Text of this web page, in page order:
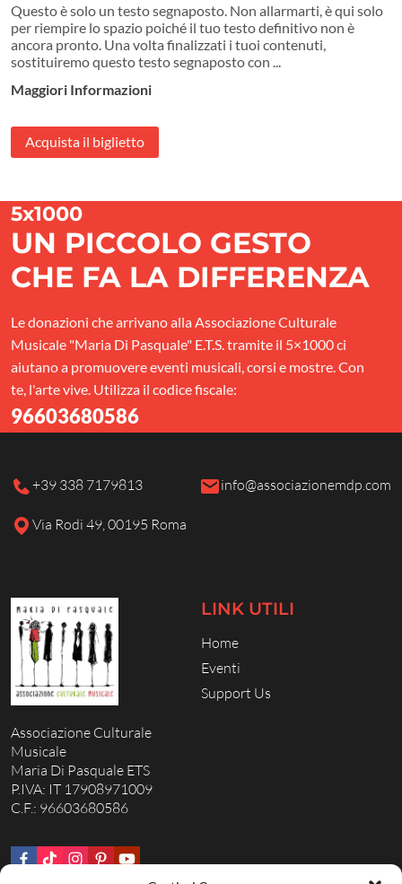
Questo è solo un testo segnaposto. Non allarmarti, è qui solo
per riempire lo spazio poiché il tuo testo definitivo non è
ancora pronto. Una volta finalizzati i tuoi contenuti,
sostituiremo questo testo segnaposto con ...
Maggiori Informazioni
Acquista il biglietto
5x1000
UN PICCOLO GESTO
CHE FA LA DIFFERENZA
Le donazioni che arrivano alla Associazione Culturale
Musicale "Maria Di Pasquale" E.T.S. tramite il 5×1000 ci
aiutano a promuovere eventi musicali, corsi e mostre. Con
te, l'arte vive. Utilizza il codice fiscale:
96603680586
+39 338 7179813 info@associazionemdp.com
Via Rodi 49, 00195 Roma
Associazione Culturale
Musicale
Maria Di Pasquale ETS
P.IVA: IT 17908971009
C.F.: 96603680586
LINK UTILI
Home
Eventi
Support Us